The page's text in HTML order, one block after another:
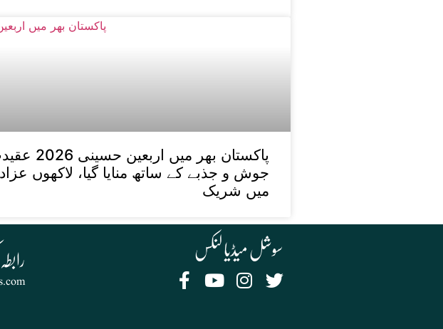
پاکستان بھر
جوش و جذبے کے ساتھ منایا گیا، لاکھوں
میں شریک
سوشل میڈیا لنکس